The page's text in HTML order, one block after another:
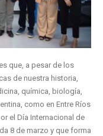
que, a pesar de los
de nuestra historia,
química, biología,
como en Entre Ríos
el Día Internacional de
8 de marzo y que forma